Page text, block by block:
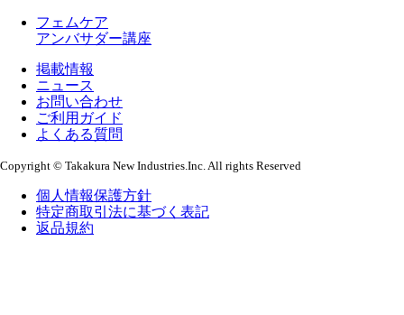
フェムケア
アンバサダー講座
掲載情報
ニュース
お問い合わせ
ご利用ガイド
よくある質問
Copyright © Takakura New Industries.Inc. All rights Reserved
個人情報保護方針
特定商取引法に基づく表記
返品規約